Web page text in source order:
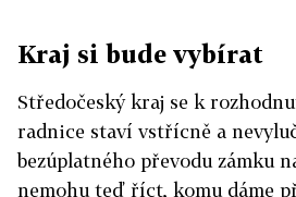
Kraj si bude vybírat
Středočeský kraj se k
radnice staví vstřícně a
bezúplatného převodu zámku
nemohu teď říct, komu dáme